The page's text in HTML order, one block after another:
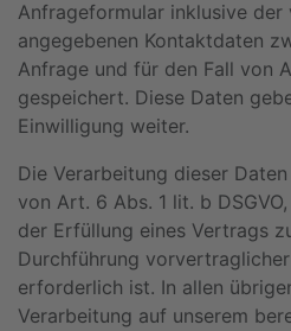
Anfrageformular inklusive der
angegebenen Kontaktdaten
Anfrage und für den Fall von
gespeichert. Diese Daten
Einwilligung weiter.
Die Verarbeitung dieser
von Art. 6 Abs. 1 lit. b
der Erfüllung eines Vertrags
Durchführung
erforderlich ist. In allen
Verarbeitung auf unserem